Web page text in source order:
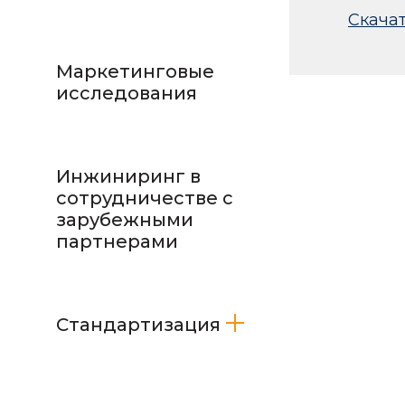
Маркетинговые
исследования
Инжиниринг в
сотрудничестве с
зарубежными
партнерами
Стандартизация